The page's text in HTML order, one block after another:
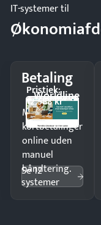
IT-systemer til
Betaling
Worldline
Pristjek:
12.588 kr
Modtag
kortbetalinger
online uden
manuel
håndtering.
Se 12
systemer